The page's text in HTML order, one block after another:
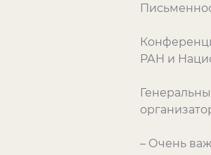
РАН и
– Очень